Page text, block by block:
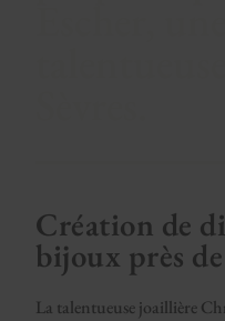
Création de
bijoux près de
La talentueuse joaillière